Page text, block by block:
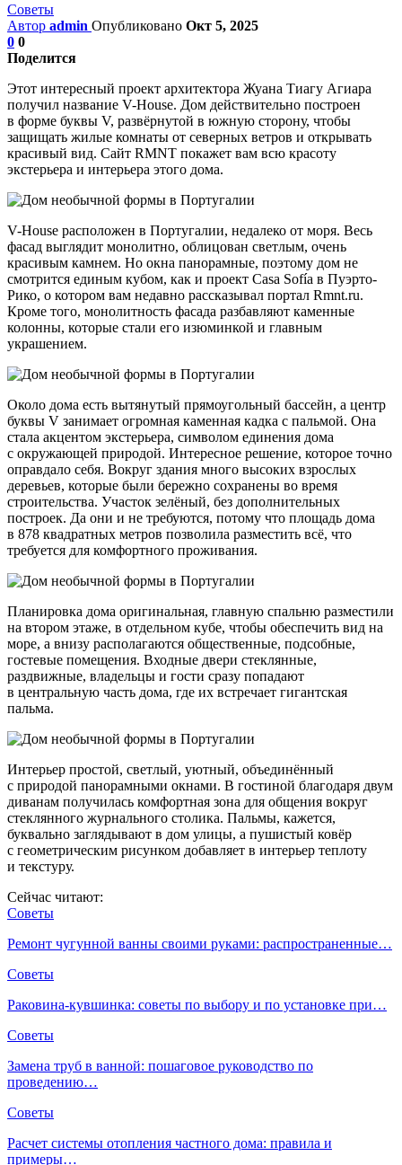
Советы
Автор admin Опубликовано Окт 5, 2025
0 0
Поделится
Этот интересный проект архитектора Жуана Тиагу Агиара
получил название V-House. Дом действительно построен
в форме буквы V, развёрнутой в южную сторону, чтобы
защищать жилые комнаты от северных ветров и открывать
красивый вид. Сайт RMNT покажет вам всю красоту
экстерьера и интерьера этого дома.
V-House расположен в Португалии, недалеко от моря. Весь
фасад выглядит монолитно, облицован светлым, очень
красивым камнем. Но окна панорамные, поэтому дом не
смотрится единым кубом, как и проект Casa Sofía в Пуэрто-
Рико, о котором вам недавно рассказывал портал Rmnt.ru.
Кроме того, монолитность фасада разбавляют каменные
колонны, которые стали его изюминкой и главным
украшением.
Около дома есть вытянутый прямоугольный бассейн, а центр
буквы V занимает огромная каменная кадка с пальмой. Она
стала акцентом экстерьера, символом единения дома
с окружающей природой. Интересное решение, которое точно
оправдало себя. Вокруг здания много высоких взрослых
деревьев, которые были бережно сохранены во время
строительства. Участок зелёный, без дополнительных
построек. Да они и не требуются, потому что площадь дома
в 878 квадратных метров позволила разместить всё, что
требуется для комфортного проживания.
Планировка дома оригинальная, главную спальню разместили
на втором этаже, в отдельном кубе, чтобы обеспечить вид на
море, а внизу располагаются общественные, подсобные,
гостевые помещения. Входные двери стеклянные,
раздвижные, владельцы и гости сразу попадают
в центральную часть дома, где их встречает гигантская
пальма.
Интерьер простой, светлый, уютный, объединённый
с природой панорамными окнами. В гостиной благодаря двум
диванам получилась комфортная зона для общения вокруг
стеклянного журнального столика. Пальмы, кажется,
буквально заглядывают в дом улицы, а пушистый ковёр
с геометрическим рисунком добавляет в интерьер теплоту
и текстуру.
Сейчас читают:
Советы
Ремонт чугунной ванны своими руками: распространенные…
Советы
Раковина-кувшинка: советы по выбору и по установке при…
Советы
Замена труб в ванной: пошаговое руководство по
проведению…
Советы
Расчет системы отопления частного дома: правила и
примеры…